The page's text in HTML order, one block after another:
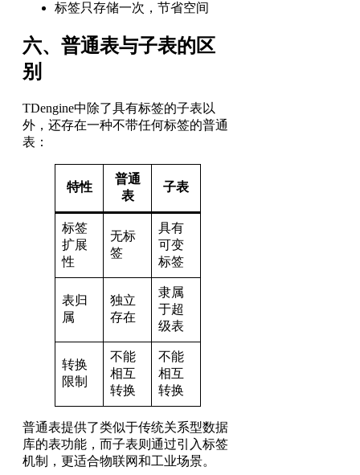
标签只存储一次，节省空间
六、普通表与子表的区
别
TDengine中除了具有标签的子表以
外，还存在一种不带任何标签的普通
表：
特性
普通
表
子表
标签
扩展
性
无标
签
具有
可变
标签
表归
属
独立
存在
隶属
于超
级表
转换
限制
不能
相互
转换
不能
相互
转换
普通表提供了类似于传统关系型数据
库的表功能，而子表则通过引入标签
机制，更适合物联网和工业场景。